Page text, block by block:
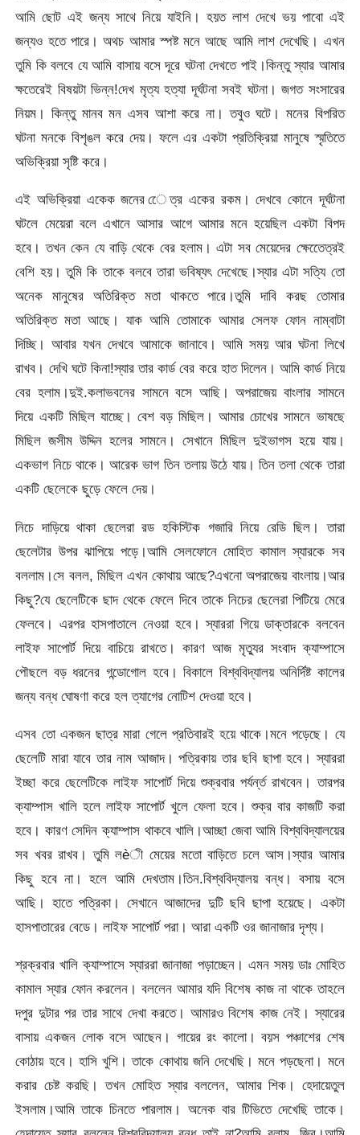
আমি ছোট এই জন্য সাথে নিয়ে যাইনি। হয়ত লাশ দেখে ভয় পাবো এই
জন্যও হতে পারে। অথচ আমার স্পষ্ট মনে আছে আমি লাশ দেখেছি। এখন
তুমি কি বলবে যে আমি বাসায় বসে দূরে ঘটনা দেখতে পাই।কিন্তু স্যার আমার
ক্ষতেরেই বিষয়টা ভিন্ন!দেখ মৃত্য হত্যা দূর্ঘটনা সবই ঘটনা। জগত সংসারের
নিয়ম। কিন্তু মানব মন এসব আশা করে না। তবুও ঘটে। মনের বিপরিত
ঘটনা মনকে বিশৃঙল করে দেয়। ফলে এর একটা প্রতিক্রিয়া মানুষে স্মৃতিতে
অভিক্রিয়া সৃষ্টি করে।
এই অভিক্রিয়া একেক জনের েেত্র একের রকম। দেখবে কোনে দূর্ঘটনা
ঘটলে মেয়েরা বলে এখানে আসার আগে আমার মনে হয়েছিল একটা বিপদ
হবে। তখন কেন যে বাড়ি থেকে বের হলাম। এটা সব মেয়েদের ক্ষেতেেত্রই
বেশি হয়। তুমি কি তাকে বলবে তারা ভবিষ্যৎ দেখেছে।স্যার এটা সত্যি তো
অনেক মানুষের অতিরিক্ত মতা থাকতে পারে।তুমি দাবি করছ তোমার
অতিরিক্ত মতা আছে। যাক আমি তোমাকে আমার সেলফ ফোন নাম্বাটা
দিচ্ছি। আবার যখন দেখবে আমাকে জানাবে। আমি সময় আর ঘটনা লিখে
রাখব। দেখি ঘটে কিনা!স্যার তার কার্ড বের করে হাত দিলেন। আমি কার্ড নিয়ে
বের হলাম।দুই.কলাভবনের সামনে বসে আছি। অপরাজেয় বাংলার সামনে
দিয়ে একটি মিছিল যাচ্ছে। বেশ বড় মিছিল। আমার চোখের সামনে ভাষছে
মিছিল জসীম উদ্দিন হলের সামনে। সেখানে মিছিল দুইভাগস হয়ে যায়।
একভাগ নিচে থাকে। আরেক ভাগ তিন তলায় উঠে যায়। তিন তলা থেকে তারা
একটি ছেলেকে ছুড়ে ফেলে দেয়।
নিচে দাড়িয়ে থাকা ছেলেরা রড হকিস্টিক গজারি নিয়ে রেডি ছিল। তারা
ছেলেটার উপর ঝাপিয়ে পড়ে।আমি সেলফোনে মোহিত কামাল স্যারকে সব
বললাম।সে বলল, মিছিল এখন কোথায় আছে?এখনো অপরাজেয় বাংলায়।আর
কিছু?যে ছেলেটিকে ছাদ থেকে ফেলে দিবে তাকে নিচের ছেলেরা পিটিয়ে মেরে
ফেলবে। এরপর হাসপাতালে নেওয়া হবে। স্যাররা গিয়ে ডাক্তারকে বলবেন
লাইফ সাপোর্ট দিয়ে বাচিয়ে রাখতে। কারণ আজ মৃত্যুর সংবাদ ক্যাম্পাসে
পৌছলে বড় ধরনের গন্ডোগোল হবে। বিকালে বিশ্ববিদ্যালয় অনির্দিষ্ট কালের
জন্য বন্ধ ঘোষণা করে হল ত্যাগের নোটিশ দেওয়া হবে।
এসব তো একজন ছাত্র মারা গেলে প্রতিবারই হয়ে থাকে।মনে পড়েছে। যে
ছেলেটি মারা যাবে তার নাম আজাদ। পত্রিকায় তার ছবি ছাপা হবে। স্যাররা
ইচ্ছা করে ছেলেটিকে লাইফ সাপোর্ট দিয়ে শুক্রবার পর্যর্ন্ত রাখবেন। তারপর
ক্যাম্পাস খালি হলে লাইফ সাপোর্ট খুলে ফেলা হবে। শুক্র বার কাজটি করা
হবে। কারণ সেদিন ক্যাম্পাস থাকবে খালি।আচ্ছা জেবা আমি বিশ্ববিদ্যালয়ের
সব খবর রাখব। তুমি লèী মেয়ের মতো বাড়িতে চলে আস।স্যার আমার
কিছু হবে না। হলে আমি দেখতাম।তিন.বিশ্ববিদ্যালয় বন্ধ। বসায় বসে
আছি। হাতে পত্রিকা। সেখানে আজাদের দুটি ছবি ছাপা হয়েছে। একটা
হাসপাতারের বেডে। লাইফ সাপোর্ট পরা। আরা একটি ওর জানাজার দৃশ্য।
শ্রক্রবার খালি ক্যাম্পাসে স্যাররা জানাজা পড়াচ্ছেন। এমন সময় ডাঃ মোহিত
কামাল স্যার ফোন করলেন। বললেন আমার যদি বিশেষ কাজ না থাকে তাহলে
দপুর দুটার পর তার সাথে দেখা করতে। আমারও বিশেষ কাজ নেই। স্যারের
বাসায় একজন লোক বসে আছেন। গায়ের রং কালো। বয়স পঞ্চাশের শেষ
কোঠায় হবে। হাসি খুশি। তাকে কোথায় জনি দেখেছি। মনে পড়ছেনা। মনে
করার চেষ্ট করছি। তখন মোহিত স্যার বললেন, আমার শিক। হেদায়েতুল
ইসলাম।আমি তাকে চিনতে পারলাম। অনেক বার টিভিতে দেখেছি তাকে।